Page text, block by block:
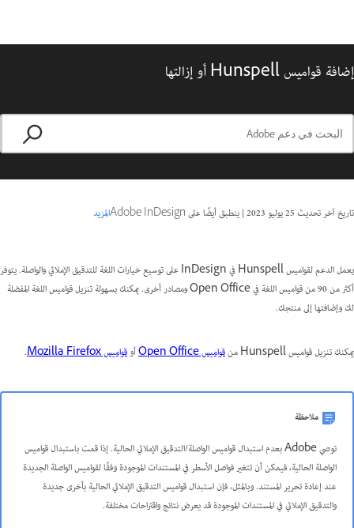
إضافة قواميس Hunspell أو إزالتها
تاريخ آخر تحديث25 يوليو 2023 |ينطبق أيضًا على Adobe InDesign المزيد
يعمل الدعم لقواميس Hunspell في InDesign على توسيع خيارات اللغة للتدقيق الإملائي والواصلة. يتوفر
أكثر من 90 من قواميس اللغة في Open Office ومصادر أخرى. يمكنك بسهولة تنزيل قواميس اللغة المفضلة
لك وإضافتها إلى منتجك.
يمكنك تنزيل قواميس Hunspell من قواميس Open Office أوقواميس Mozilla Firefox .
ملاحظة
توصي Adobe بعدم استبدال قواميس الواصلة/التدقيق الإملائي الحالية. إذا قمت باستبدال قواميس
الواصلة الحالية، فيمكن أن تتغير فواصل الأسطر في المستندات الموجودة وفقًا لقواميس الواصلة الجديدة
عند إعادة تحرير المستند. وبالمثل، فإن استبدال قواميس التدقيق الإملائي الحالية بأخرى جديدة
والتدقيق الإملائي في المستندات الموجودة قد يعرض نتائج واقتراحات مختلفة.